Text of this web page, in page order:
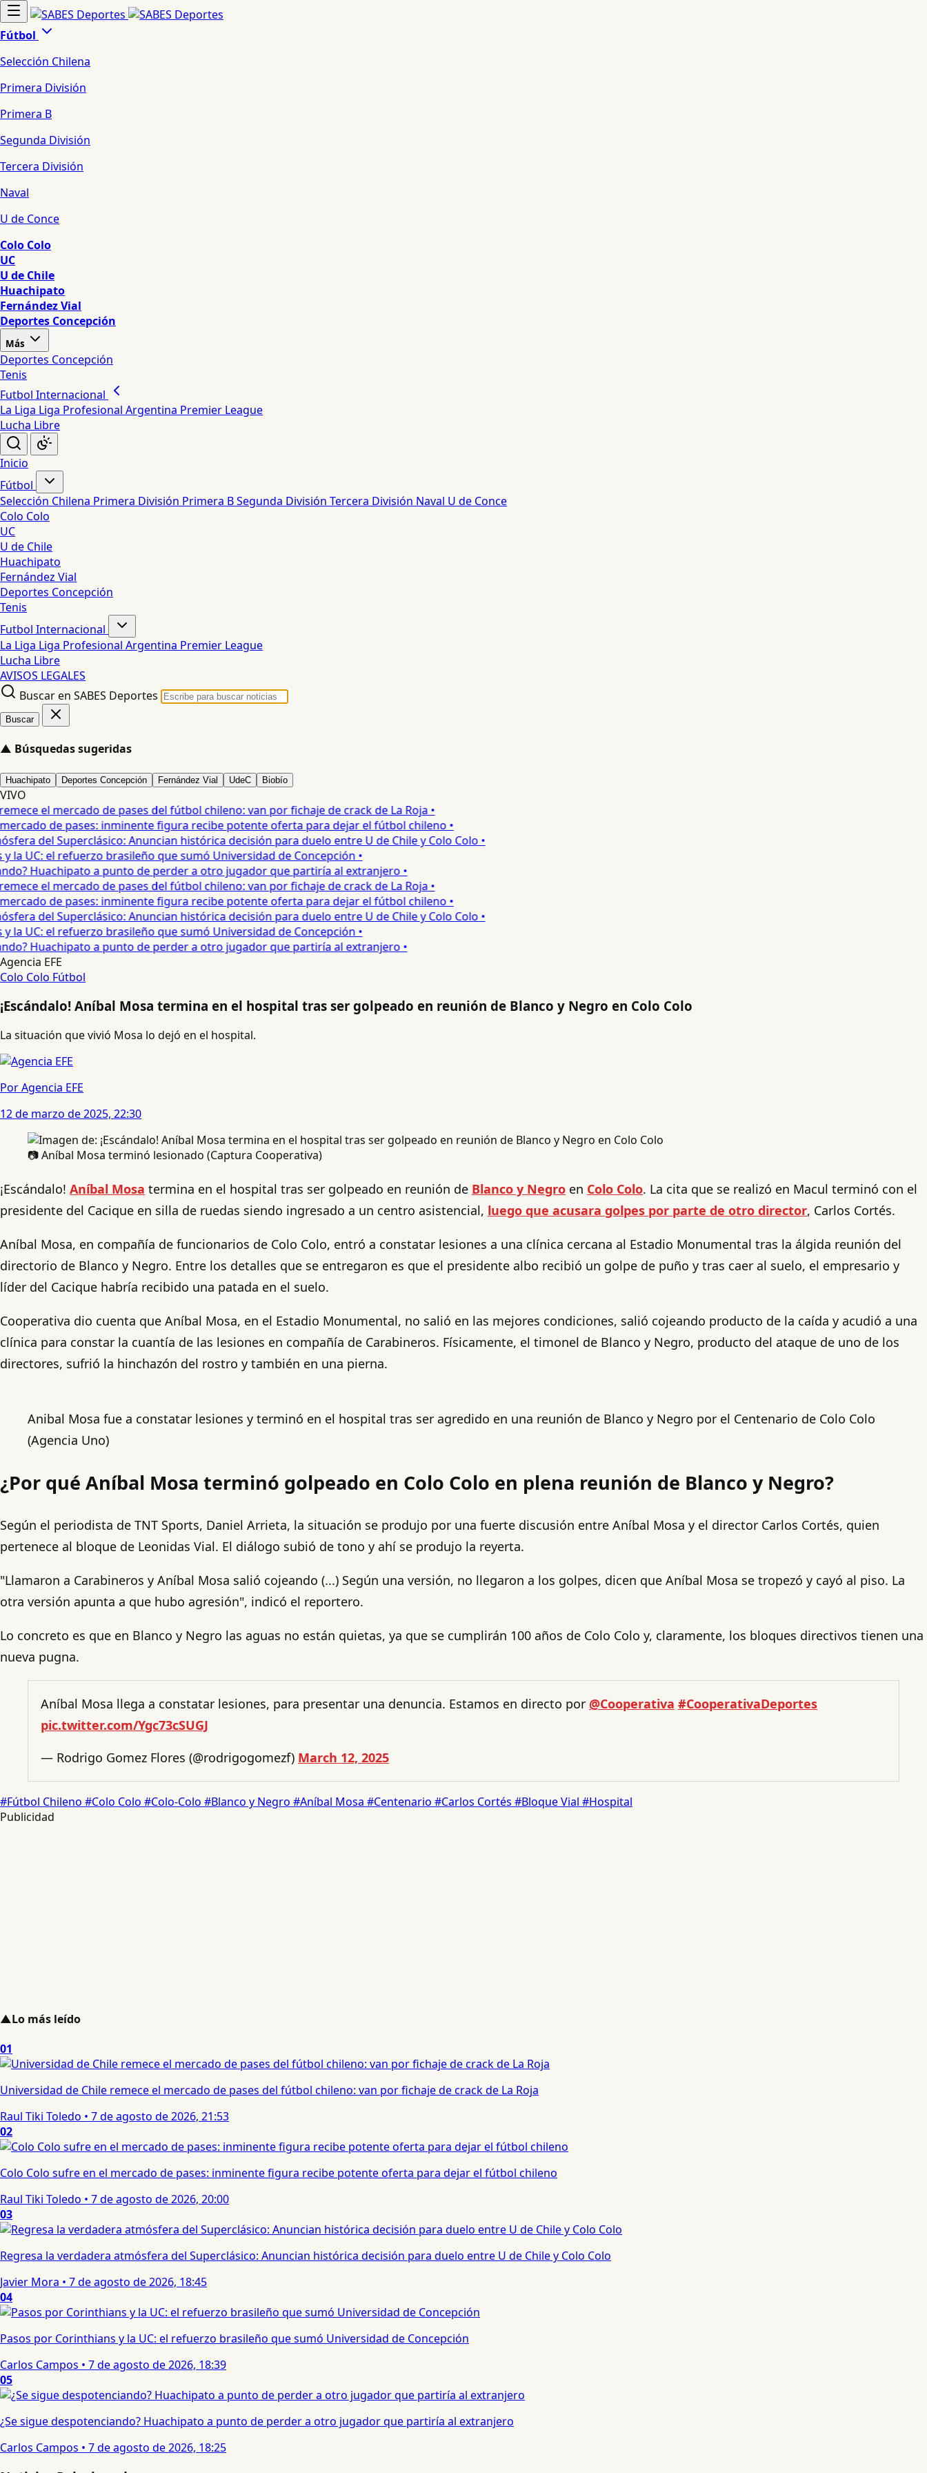
Fútbol
Selección Chilena
Primera División
Primera B
Segunda División
Tercera División
Naval
U de Conce
Colo Colo
UC
U de Chile
Huachipato
Fernández Vial
Deportes Concepción
Más
Deportes Concepción
Tenis
Futbol Internacional
La Liga Liga Profesional Argentina Premier League
Lucha Libre
Inicio
Fútbol
Selección Chilena Primera División Primera BSegunda División Tercera División Naval U de Conce
Colo Colo
UC
U de Chile
Huachipato
Fernández Vial
Deportes Concepción
Tenis
Futbol Internacional
La Liga Liga Profesional Argentina Premier League
Lucha Libre
AVISOS LEGALES
Buscar en SABES Deportes
Buscar
▲ Búsquedas sugeridas
Huachipato Deportes Concepción Fernández Vial UdeC Biobío
VIVO
el mercado de pases del fútbol chileno: van por fichaje de crack de La Roja •
de pases: inminente figura recibe potente oferta para dejar el fútbol chileno •
del Superclásico: Anuncian histórica decisión para duelo entre U de Chile y Colo Colo •
UC: el refuerzo brasileño que sumó Universidad de Concepción •
Huachipato a punto de perder a otro jugador que partiría al extranjero •
el mercado de pases del fútbol chileno: van por fichaje de crack de La Roja •
de pases: inminente figura recibe potente oferta para dejar el fútbol chileno •
del Superclásico: Anuncian histórica decisión para duelo entre U de Chile y Colo Colo •
UC: el refuerzo brasileño que sumó Universidad de Concepción •
Huachipato a punto de perder a otro jugador que partiría al extranjero •
Agencia EFE
Colo Colo Fútbol
¡Escándalo! Aníbal Mosa termina en el hospital tras ser golpeado en reunión de Blanco y Negro en Colo Colo
La situación que vivió Mosa lo dejó en el hospital.
Por Agencia EFE
12 de marzo de 2025, 22:30
📷 Aníbal Mosa terminó lesionado (Captura Cooperativa)
¡Escándalo! Aníbal Mosa termina en el hospital tras ser golpeado en reunión de Blanco y Negro en Colo Colo. La cita que se realizó en Macul terminó con el
presidente del Cacique en silla de ruedas siendo ingresado a un centro asistencial, luego que acusara golpes por parte de otro director, Carlos Cortés.
Aníbal Mosa, en compañía de funcionarios de Colo Colo, entró a constatar lesiones a una clínica cercana al Estadio Monumental tras la álgida reunión del
directorio de Blanco y Negro. Entre los detalles que se entregaron es que el presidente albo recibió un golpe de puño y tras caer al suelo, el empresario y
líder del Cacique habría recibido una patada en el suelo.
Cooperativa dio cuenta que Aníbal Mosa, en el Estadio Monumental, no salió en las mejores condiciones, salió cojeando producto de la caída y acudió a una
clínica para constar la cuantía de las lesiones en compañía de Carabineros. Físicamente, el timonel de Blanco y Negro, producto del ataque de uno de los
directores, sufrió la hinchazón del rostro y también en una pierna.
Anibal Mosa fue a constatar lesiones y terminó en el hospital tras ser agredido en una reunión de Blanco y Negro por el Centenario de Colo Colo
(Agencia Uno)
¿Por qué Aníbal Mosa terminó golpeado en Colo Colo en plena reunión de Blanco y Negro?
Según el periodista de TNT Sports, Daniel Arrieta, la situación se produjo por una fuerte discusión entre Aníbal Mosa y el director Carlos Cortés, quien
pertenece al bloque de Leonidas Vial. El diálogo subió de tono y ahí se produjo la reyerta.
"Llamaron a Carabineros y Aníbal Mosa salió cojeando (...) Según una versión, no llegaron a los golpes, dicen que Aníbal Mosa se tropezó y cayó al piso. La
otra versión apunta a que hubo agresión", indicó el reportero.
Lo concreto es que en Blanco y Negro las aguas no están quietas, ya que se cumplirán 100 años de Colo Colo y, claramente, los bloques directivos tienen una
nueva pugna.
Aníbal Mosa llega a constatar lesiones, para presentar una denuncia. Estamos en directo por @Cooperativa #CooperativaDeportes
pic.twitter.com/Ygc73cSUGJ
— Rodrigo Gomez Flores (@rodrigogomezf) March 12, 2025
#Fútbol Chileno #Colo Colo #Colo-Colo #Blanco y Negro #Aníbal Mosa #Centenario #Carlos Cortés #Bloque Vial #Hospital
Publicidad
▲Lo más leído
01
Universidad de Chile remece el mercado de pases del fútbol chileno: van por fichaje de crack de La Roja
Raul Tiki Toledo • 7 de agosto de 2026, 21:53
02
Colo Colo sufre en el mercado de pases: inminente figura recibe potente oferta para dejar el fútbol chileno
Raul Tiki Toledo • 7 de agosto de 2026, 20:00
03
Regresa la verdadera atmósfera del Superclásico: Anuncian histórica decisión para duelo entre U de Chile y Colo Colo
Javier Mora • 7 de agosto de 2026, 18:45
04
Pasos por Corinthians y la UC: el refuerzo brasileño que sumó Universidad de Concepción
Carlos Campos • 7 de agosto de 2026, 18:39
05
¿Se sigue despotenciando? Huachipato a punto de perder a otro jugador que partiría al extranjero
Carlos Campos • 7 de agosto de 2026, 18:25